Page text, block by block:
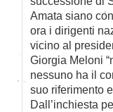
Amata siano
ora i dirigenti
vicino al
Giorgia Meloni
nessuno ha il
suo riferimento
Dall’inchiesta